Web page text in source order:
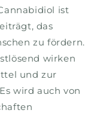
ist
das
zu fördern.
wirken
und zur
wird auch von